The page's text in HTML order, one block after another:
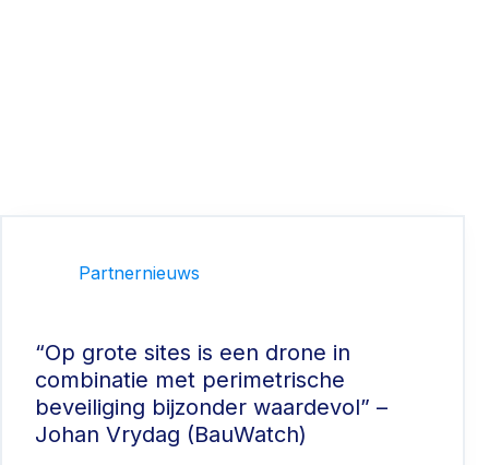
Partnernieuws
“Op grote sites is een drone in
combinatie met perimetrische
beveiliging bijzonder waardevol” –
Johan Vrydag (BauWatch)